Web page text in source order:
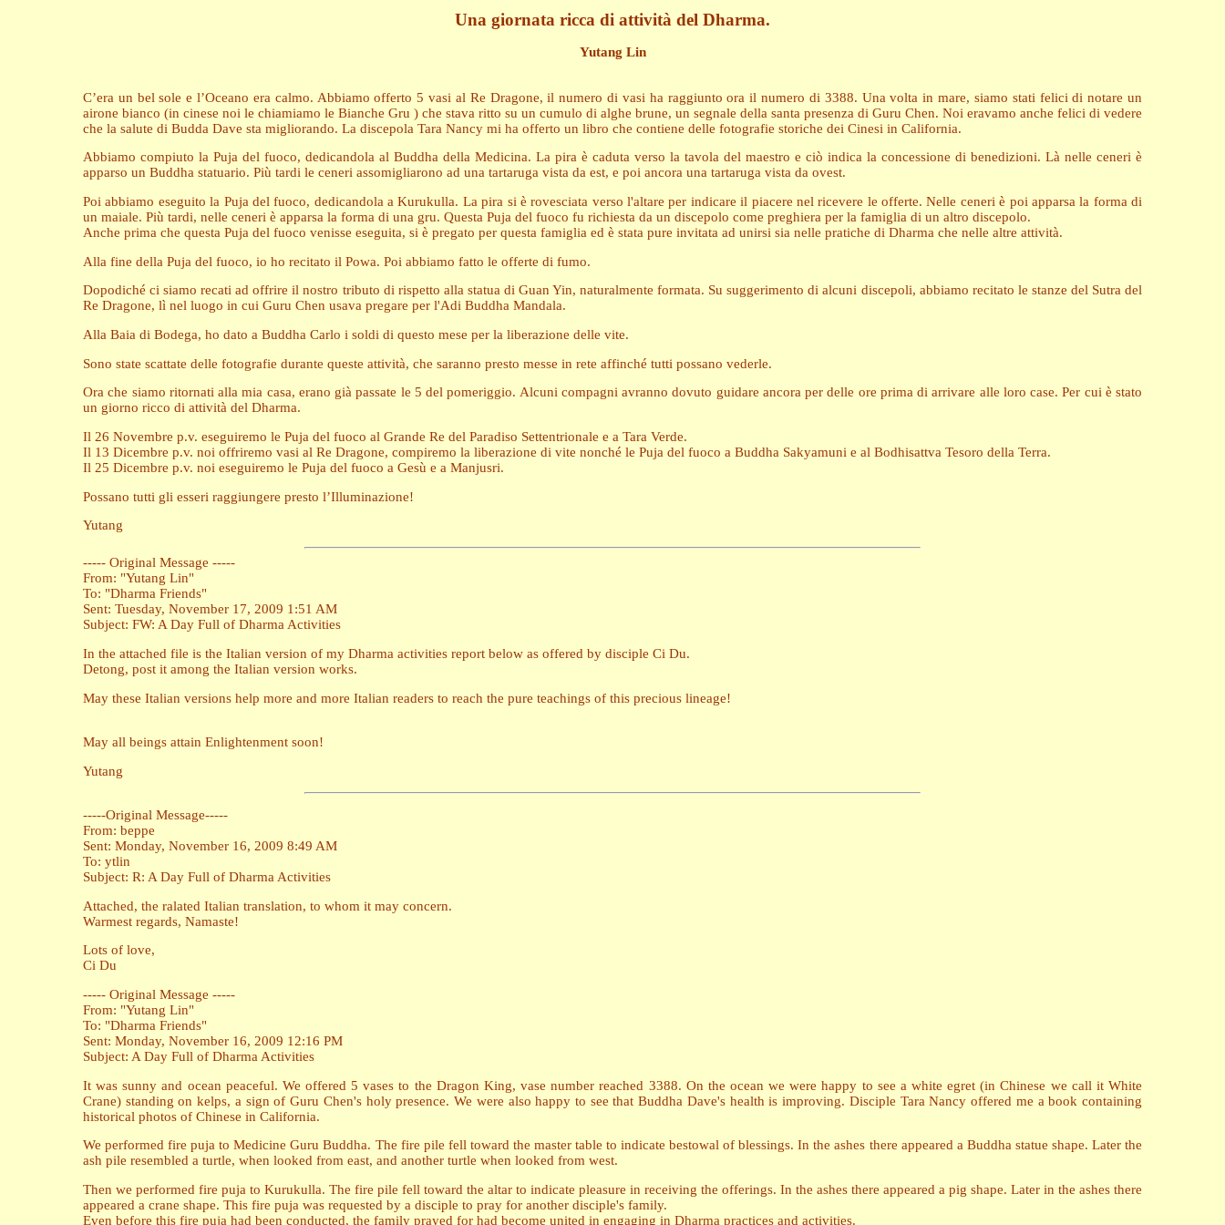
Una giornata ricca di attività del Dharma.
Yutang Lin
C’era un bel sole e l’Oceano era calmo. Abbiamo offerto 5 vasi al Re Dragone, il numero di vasi ha raggiunto ora il numero di 3388. Una volta in mare, siamo stati felici di notare un
airone bianco (in cinese noi le chiamiamo le Bianche Gru ) che stava ritto su un cumulo di alghe brune, un segnale della santa presenza di Guru Chen. Noi eravamo anche felici di vedere
che la salute di Budda Dave sta migliorando. La discepola Tara Nancy mi ha offerto un libro che contiene delle fotografie storiche dei Cinesi in California.
Abbiamo compiuto la Puja del fuoco, dedicandola al Buddha della Medicina. La pira è caduta verso la tavola del maestro e ciò indica la concessione di benedizioni. Là nelle ceneri è
apparso un Buddha statuario. Più tardi le ceneri assomigliarono ad una tartaruga vista da est, e poi ancora una tartaruga vista da ovest.
Poi abbiamo eseguito la Puja del fuoco, dedicandola a Kurukulla. La pira si è rovesciata verso l'altare per indicare il piacere nel ricevere le offerte. Nelle ceneri è poi apparsa la forma di
un maiale. Più tardi, nelle ceneri è apparsa la forma di una gru. Questa Puja del fuoco fu richiesta da un discepolo come preghiera per la famiglia di un altro discepolo.
Anche prima che questa Puja del fuoco venisse eseguita, si è pregato per questa famiglia ed è stata pure invitata ad unirsi sia nelle pratiche di Dharma che nelle altre attività.
Alla fine della Puja del fuoco, io ho recitato il Powa. Poi abbiamo fatto le offerte di fumo.
Dopodiché ci siamo recati ad offrire il nostro tributo di rispetto alla statua di Guan Yin, naturalmente formata. Su suggerimento di alcuni discepoli, abbiamo recitato le stanze del Sutra del
Re Dragone, lì nel luogo in cui Guru Chen usava pregare per l'Adi Buddha Mandala.
Alla Baia di Bodega, ho dato a Buddha Carlo i soldi di questo mese per la liberazione delle vite.
Sono state scattate delle fotografie durante queste attività, che saranno presto messe in rete affinché tutti possano vederle.
Ora che siamo ritornati alla mia casa, erano già passate le 5 del pomeriggio. Alcuni compagni avranno dovuto guidare ancora per delle ore prima di arrivare alle loro case. Per cui è stato
un giorno ricco di attività del Dharma.
Il 26 Novembre p.v. eseguiremo le Puja del fuoco al Grande Re del Paradiso Settentrionale e a Tara Verde.
Il 13 Dicembre p.v. noi offriremo vasi al Re Dragone, compiremo la liberazione di vite nonché le Puja del fuoco a Buddha Sakyamuni e al Bodhisattva Tesoro della Terra.
Il 25 Dicembre p.v. noi eseguiremo le Puja del fuoco a Gesù e a Manjusri.
Possano tutti gli esseri raggiungere presto l’Illuminazione!
Yutang
----- Original Message -----
From: "Yutang Lin"
To: "Dharma Friends"
Sent: Tuesday, November 17, 2009 1:51 AM
Subject: FW: A Day Full of Dharma Activities
In the attached file is the Italian version of my Dharma activities report below as offered by disciple Ci Du.
Detong, post it among the Italian version works.
May these Italian versions help more and more Italian readers to reach the pure teachings of this precious lineage!
May all beings attain Enlightenment soon!
Yutang
-----Original Message-----
From: beppe
Sent: Monday, November 16, 2009 8:49 AM
To: ytlin
Subject: R: A Day Full of Dharma Activities
Attached, the ralated Italian translation, to whom it may concern.
Warmest regards, Namaste!
Lots of love,
Ci Du
----- Original Message -----
From: "Yutang Lin"
To: "Dharma Friends"
Sent: Monday, November 16, 2009 12:16 PM
Subject: A Day Full of Dharma Activities
It was sunny and ocean peaceful. We offered 5 vases to the Dragon King, vase number reached 3388. On the ocean we were happy to see a white egret (in Chinese we call it White
Crane) standing on kelps, a sign of Guru Chen's holy presence. We were also happy to see that Buddha Dave's health is improving. Disciple Tara Nancy offered me a book containing
historical photos of Chinese in California.
We performed fire puja to Medicine Guru Buddha. The fire pile fell toward the master table to indicate bestowal of blessings. In the ashes there appeared a Buddha statue shape. Later the
ash pile resembled a turtle, when looked from east, and another turtle when looked from west.
Then we performed fire puja to Kurukulla. The fire pile fell toward the altar to indicate pleasure in receiving the offerings. In the ashes there appeared a pig shape. Later in the ashes there
appeared a crane shape. This fire puja was requested by a disciple to pray for another disciple's family.
Even before this fire puja had been conducted, the family prayed for had become united in engaging in Dharma practices and activities.